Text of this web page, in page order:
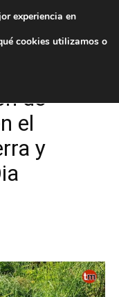
de
el
y
experiencia en
cookies utilizamos o